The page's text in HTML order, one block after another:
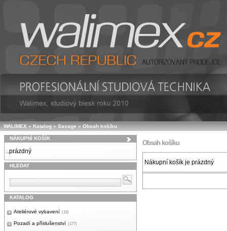
WALIMEX » Katalog » Savage » Obsah košíku
NÁKUPNÍ KOŠÍK
..prázdný
HLEDAT
KATALOG
Ateliérové vybavení (16)
Pozadí a příslušenství (177)
Obsah košíku
Nákupní košík je prázdný